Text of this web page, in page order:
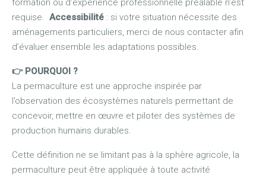
requise. Accessibilité : si votre situation nécessite des
aménagements particuliers, merci de nous contacter afin
d’évaluer ensemble les adaptations possibles.
👉 POURQUOI ?
La permaculture est une approche inspirée par
l’observation des écosystèmes naturels permettant de
concevoir, mettre en œuvre et piloter des systèmes de
production humains durables.
Cette définition ne se limitant pas à la sphère agricole, la
permaculture peut être appliquée à toute activité